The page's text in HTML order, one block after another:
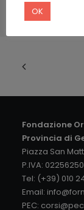
Fondazione
Provincia di
Piazza San
P.IVA:
Tel: (+39) 010
Email:
PEC:
OK